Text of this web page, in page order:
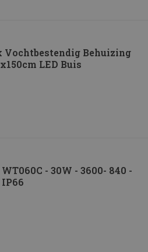
Vochtbestendig Behuizing
LED Buis
- 30W - 3600- 840 -